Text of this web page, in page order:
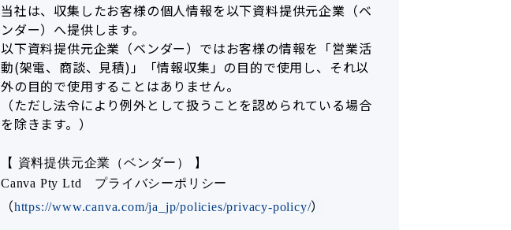
当社は、収集したお客様の個人情報を以下資料提供元企業（ベ
ンダー）へ提供します。
以下資料提供元企業（ベンダー）ではお客様の情報を「営業活
動(架電、商談、見積)」「情報収集」の目的で使用し、それ以
外の目的で使用することはありません。
（ただし法令により例外として扱うことを認められている場合
を除きます。）
【 資料提供元企業（ベンダー） 】
Canva Pty Ltd プライバシーポリシー
（https://www.canva.com/ja_jp/policies/privacy-policy/）